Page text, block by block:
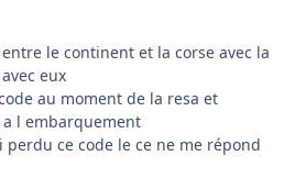
le continent et la corse avec la
eux
au moment de la resa et
l embarquement
ce code le ce ne me répond